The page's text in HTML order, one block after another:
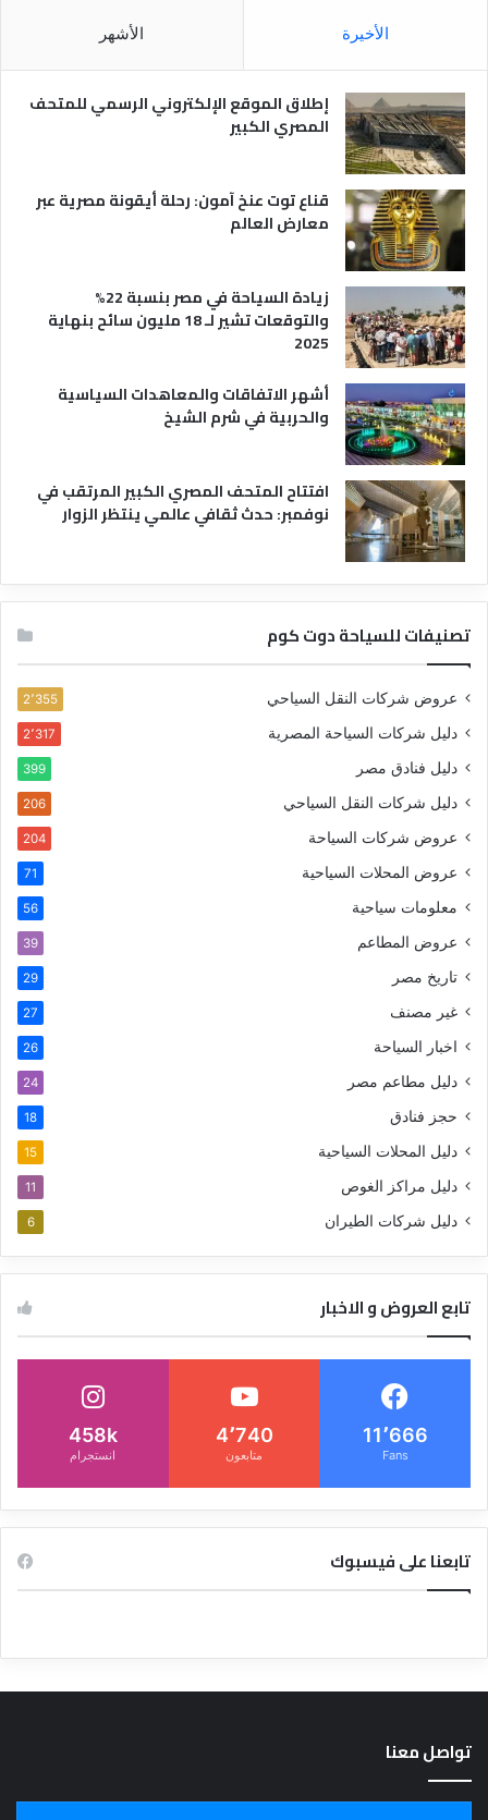
ل
ر
ة
و
الأخيرة الأشهر
إطلاق الموقع الإلكتروني الرسمي للمتحف
المصري الكبير
قناع توت عنخ آمون: رحلة أيقونة مصرية عبر
معارض العالم
زيادة السياحة في مصر بنسبة 22%
والتوقعات تشير لـ 18 مليون سائح بنهاية
2025
أشهر الاتفاقات والمعاهدات السياسية
والحربية في شرم الشيخ
افتتاح المتحف المصري الكبير المرتقب في
نوفمبر: حدث ثقافي عالمي ينتظر الزوار
تصنيفات للسياحة دوت كوم
عروض شركات النقل السياحي 2٬355
دليل شركات السياحة المصرية 2٬317
دليل فنادق مصر 399
دليل شركات النقل السياحي 206
عروض شركات السياحة 204
عروض المحلات السياحية 71
معلومات سياحية 56
عروض المطاعم 39
تاريخ مصر 29
غير مصنف 27
اخبار السياحة 26
دليل مطاعم مصر 24
حجز فنادق 18
دليل المحلات السياحية 15
دليل مراكز الغوص 11
دليل شركات الطيران 6
تابع العروض و الاخبار
11٬666
Fans
4٬740
متابعون
458k
انستجرام
تابعنا على فيسبوك
تواصل معنا